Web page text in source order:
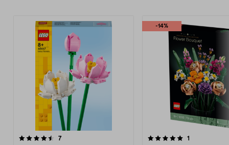
7recensioner
-14%
5.0av 5 stjärnor 1
4.5av 5 stjärnor